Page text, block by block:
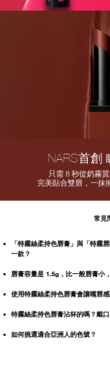
NARS首創
只需 8 秒從奶霧
完美貼合雙唇，一抹
常見
「特霧絲柔持色唇膏」與「特霧
一款？
唇膏容量是 1.5g，比一般唇膏小
使用特霧絲柔持色唇膏會讓嘴唇
特霧絲柔持色唇膏沾杯的嗎？戴
如何挑選適合亞洲人的色號？